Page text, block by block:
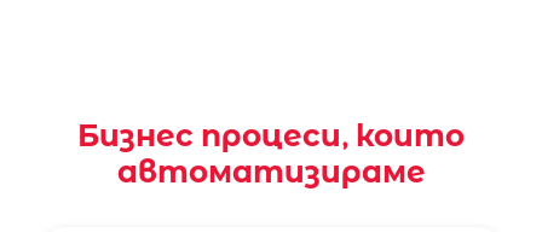
Бизнес процеси, които
автоматизираме